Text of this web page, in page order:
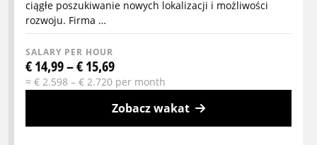
ciągłe poszukiwanie nowych lokalizacji i możliwości
rozwoju. Firma …
SALARY PER HOUR
€ 14,99 – € 15,69
≈ € 2.598 – € 2.720 per month
Zobacz wakat